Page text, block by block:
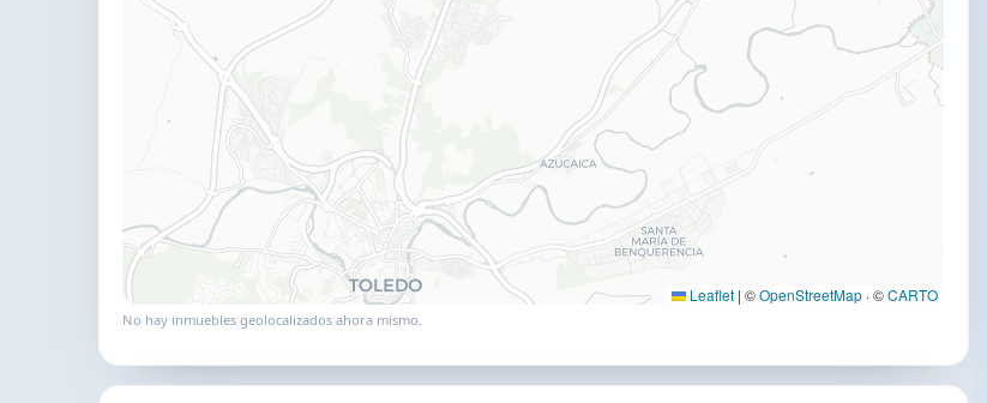
Leaflet | ©OpenStreetMap · ©CARTO
No hay inmuebles geolocalizados ahora mismo.